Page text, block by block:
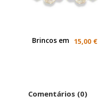
Brincos em 15,00 €
Comentários (0)